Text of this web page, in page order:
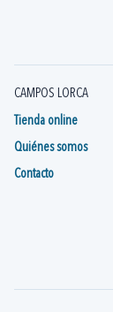
CAMPOS LORCA
Tienda online
Quiénes somos
Contacto